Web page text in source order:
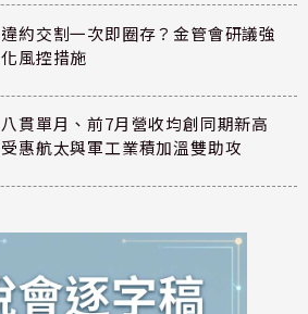
違約交割一次即圈存？金管會研議強
化風控措施
八貫單月、前7月營收均創同期新高
受惠航太與軍工業積加溫雙助攻